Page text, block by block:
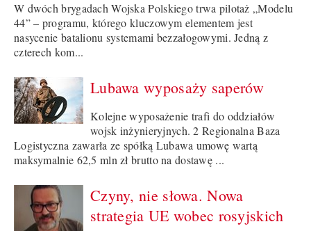
W dwóch brygadach Wojska Polskiego trwa pilotaż „Modelu
44” – programu, którego kluczowym elementem jest
nasycenie batalionu systemami bezzałogowymi. Jedną z
czterech kom...
Lubawa wyposaży saperów
Kolejne wyposażenie trafi do oddziałów
wojsk inżynieryjnych. 2 Regionalna Baza
Logistyczna zawarła ze spółką Lubawa umowę wartą
maksymalnie 62,5 mln zł brutto na dostawę ...
Czyny, nie słowa. Nowa
strategia UE wobec rosyjskich